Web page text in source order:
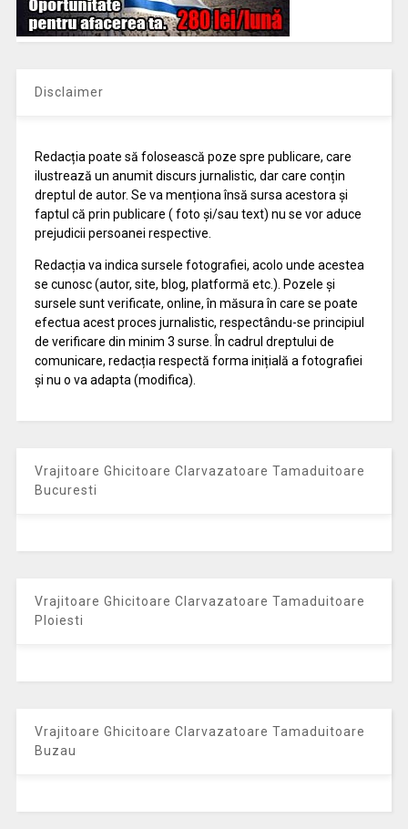
Disclaimer
Redacția poate să folosească poze spre publicare, care
ilustrează un anumit discurs jurnalistic, dar care conțin
dreptul de autor. Se va menționa însă sursa acestora și
faptul că prin publicare ( foto și/sau text) nu se vor aduce
prejudicii persoanei respective.
Redacția va indica sursele fotografiei, acolo unde acestea
se cunosc (autor, site, blog, platformă etc.). Pozele și
sursele sunt verificate, online, în măsura în care se poate
efectua acest proces jurnalistic, respectându-se principiul
de verificare din minim 3 surse. În cadrul dreptului de
comunicare, redacția respectă forma inițială a fotografiei
și nu o va adapta (modifica).
Vrajitoare Ghicitoare Clarvazatoare Tamaduitoare
Bucuresti
Vrajitoare Ghicitoare Clarvazatoare Tamaduitoare
Ploiesti
Vrajitoare Ghicitoare Clarvazatoare Tamaduitoare
Buzau